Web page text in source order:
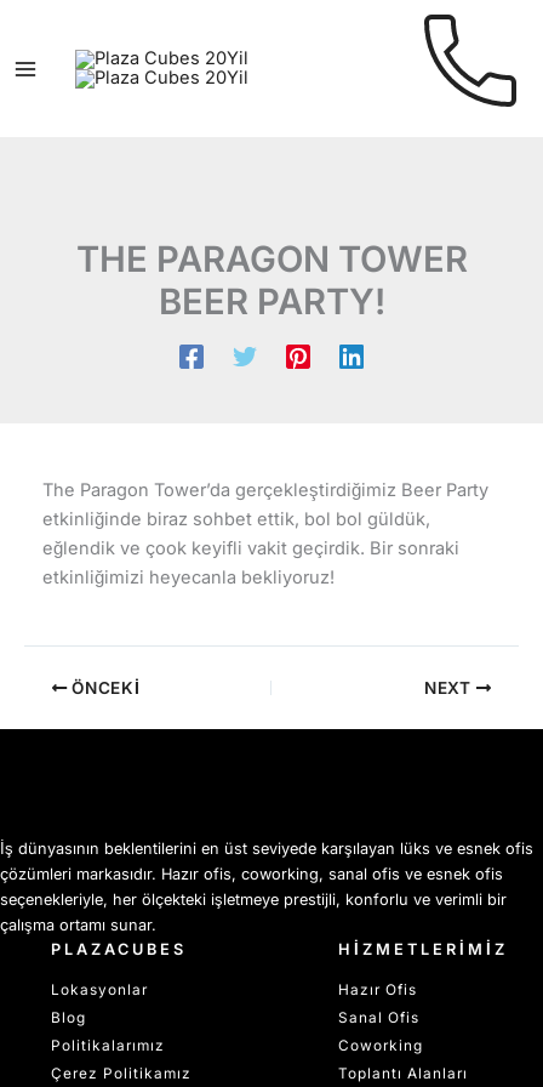
THE PARAGON TOWER
BEER PARTY!
The Paragon Tower’da gerçekleştirdiğimiz Beer Party
etkinliğinde biraz sohbet ettik, bol bol güldük,
eğlendik ve çook keyifli vakit geçirdik. Bir sonraki
etkinliğimizi heyecanla bekliyoruz!
ÖNCEKI NEXT
İş dünyasının beklentilerini en üst seviyede karşılayan lüks ve esnek ofis
çözümleri markasıdır. Hazır ofis, coworking, sanal ofis ve esnek ofis
seçenekleriyle, her ölçekteki işletmeye prestijli, konforlu ve verimli bir
çalışma ortamı sunar.
PLAZACUBES
Lokasyonlar
Blog
Politikalarımız
Çerez Politikamız
HİZMETLERİMİZ
Hazır Ofis
Sanal Ofis
Coworking
Toplantı Alanları